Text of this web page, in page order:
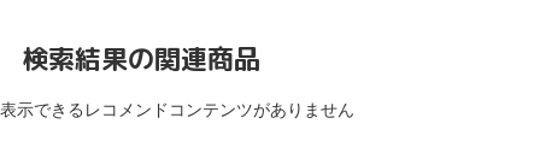
検索結果の関連商品
表示できるレコメンドコンテンツがありません